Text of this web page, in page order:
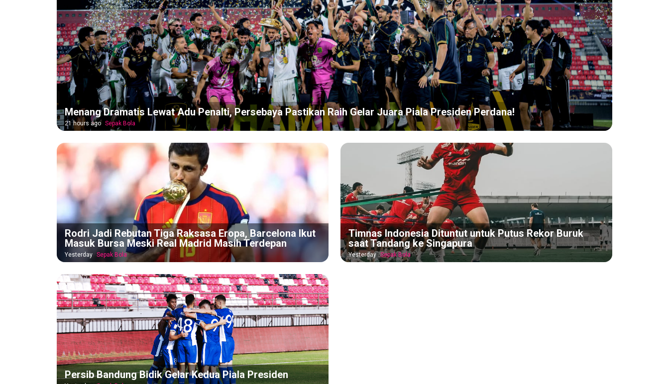
Menang Dramatis Lewat Adu Penalti, Persebaya Pastikan Raih Gelar Juara Piala Presiden Perdana!
21 hours ago Sepak Bola
Rodri Jadi Rebutan Tiga Raksasa Eropa, Barcelona Ikut
Masuk Bursa Meski Real Madrid Masih Terdepan
Yesterday Sepak Bola
Timnas Indonesia Dituntut untuk Putus Rekor Buruk
saat Tandang ke Singapura
Yesterday Sepak Bola
Persib Bandung Bidik Gelar Kedua Piala Presiden